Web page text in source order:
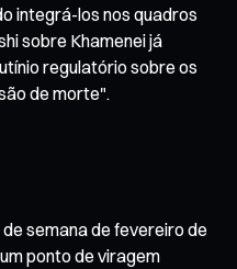
integrá-los nos quadros
sobre Khamenei já
regulatório sobre os
de morte".
semana de fevereiro de
ponto de viragem